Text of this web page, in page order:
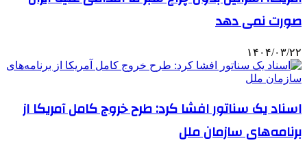
صورت نمی دهد
۱۴۰۴/۰۳/۲۲
اسناد یک سناتور افشا کرد: طرح خروج کامل آمریکا از
برنامه‌های سازمان ملل